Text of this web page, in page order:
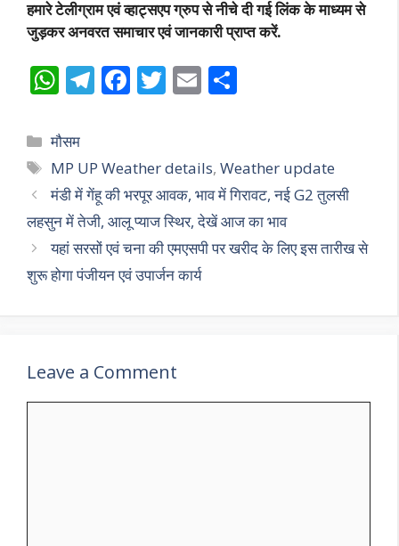
हमारे टेलीग्राम एवं व्हाट्सएप ग्रुप से नीचे दी गई लिंक के माध्यम से
जुड़कर अनवरत समाचार एवं जानकारी प्राप्त करें.
W
at
s
A
p
p
T
gr
a
m
F
b
o
o
k
T
er
E
l e
Categories
मौसम
Tags
MP UP Weather details,Weather update
मंडी में गेंहू की भरपूर आवक, भाव में गिरावट, नई G2 तुलसी
लहसुन में तेजी, आलू प्याज स्थिर, देखें आज का भाव
यहां सरसों एवं चना की एमएसपी पर खरीद के लिए इस तारीख से
शुरू होगा पंजीयन एवं उपार्जन कार्य
Leave a Comment